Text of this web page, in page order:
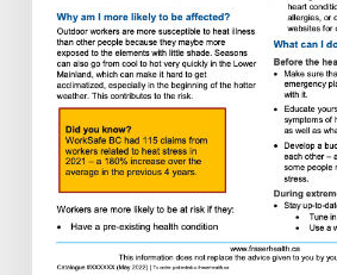
de
los
trabajadores
aire
libre